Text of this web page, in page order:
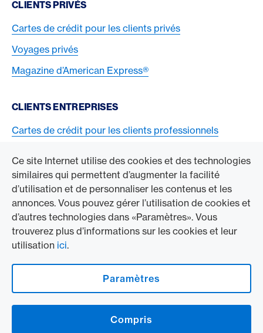
Ce site Internet utilise des cookies et des technologies
similaires qui permettent d’augmenter la facilité
d’utilisation et de personnaliser les contenus et les
annonces. Vous pouvez gérer l’utilisation de cookies et
d’autres technologies dans «Paramètres». Vous
trouverez plus d’informations sur les cookies et leur
utilisation ici.
Paramètres
Compris
CLIENTS PRIVÉS
Cartes de crédit pour les clients privés
Voyages privés
Magazine d’American Express®
CLIENTS ENTREPRISES
Cartes de crédit pour les clients professionnels
ACCÉDER À L’ENTREPRISE
Swisscard AECS GmbH
American Express Mondial
Contact & Social channels
American Express Switzerland auf Facebook
American Express Switzerland on Instragram
American Express Cards, issued by Swisscard AECS GmbH, Neugasse 18, 8810
Horgen | Copyright © 2026